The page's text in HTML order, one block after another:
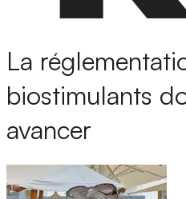
La
biostimulants
avancer